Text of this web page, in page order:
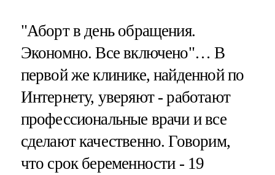
"Аборт в день обращения.
Экономно. Все включено"… В
первой же клинике, найденной по
Интернету, уверяют - работают
профессиональные врачи и все
сделают качественно. Говорим,
что срок беременности - 19